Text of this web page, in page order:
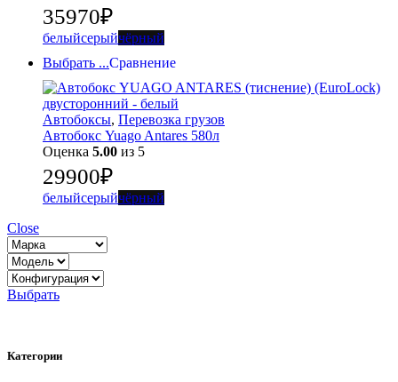
35970₽
белыйсерыйчёрный
Выбрать ...Сравнение
Автобоксы, Перевозка грузов
Автобокс Yuago Antares 580л
Оценка 5.00 из 5
29900₽
белыйсерыйчёрный
Close
Выбрать
Категории